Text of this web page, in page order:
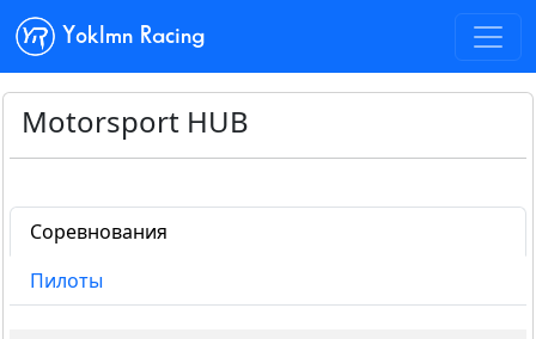
Yoklmn Racing
Motorsport HUB
Соревнования
Пилоты